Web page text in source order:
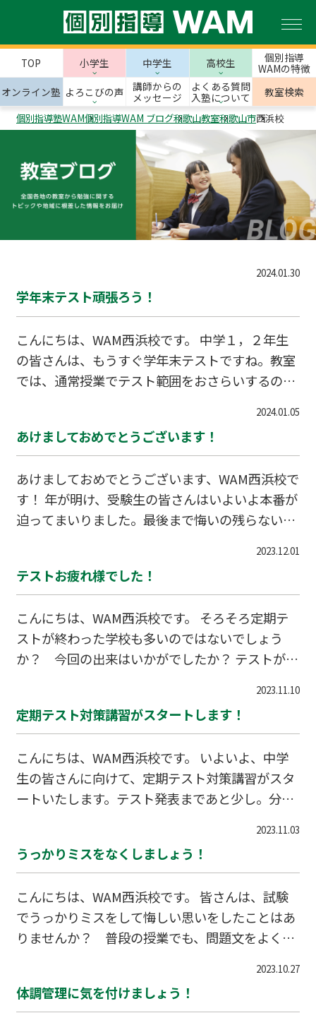
TOP 小学生 中学生 高校生
個別指導
WAMの特徴
オンライン塾 よろこびの声
講師からの
メッセージ
よくある質問
入塾について
教室検索
個別指導塾WAM個別指導WAM ブログ和歌山教室和歌山市西浜校
2024.01.30
学年末テスト頑張ろう！
こんにちは、WAM西浜校です。 中学１，２年生
の皆さんは、もうすぐ学年末テストですね。教室
では、通常授業でテスト範囲をおさらいするのは
もしっかりサポートいたします！ 良い結果で今年
度を締めくくれるよう、一緒に頑張りましょう！
2024.01.05
あけましておめでとうございます！
あけましておめでとうございます、WAM西浜校で
す！ 年が明け、受験生の皆さんはいよいよ本番が
迫ってまいりました。最後まで悔いの残らないよ
皆さんも、すてきな一年になるよう一緒にがんば
りましょうね。 本年も、よろしくお願いいたしま
2023.12.01
テストお疲れ様でした！
こんにちは、WAM西浜校です。 そろそろ定期テ
ストが終わった学校も多いのではないでしょう
か？ 今回の出来はいかがでしたか？ テストが返
が、どこを間違ったのか、なぜ間違ってしまった
のかもしっかり確認して、今後に活かせるように
十分なところは、ぜひWAMで一緒に解き直してみ
ましょう！
2023.11.10
定期テスト対策講習がスタートします！
こんにちは、WAM西浜校です。 いよいよ、中学
生の皆さんに向けて、定期テスト対策講習がスタ
ートいたします。テスト発表まであと少し。分か
いね。 前回よりも得点アップできるよう、一緒に
頑張っていきましょう！
2023.11.03
うっかりミスをなくしましょう！
こんにちは、WAM西浜校です。 皆さんは、試験
でうっかりミスをして悔しい思いをしたことはあ
りませんか？ 普段の授業でも、問題文をよく読
イナスをつけ忘れたなど、もったいない間違い方
をする生徒さんが多いです。 解法が全くわからな
2023.10.27
体調管理に気を付けましょう！